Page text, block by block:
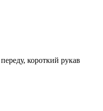
короткий рукав